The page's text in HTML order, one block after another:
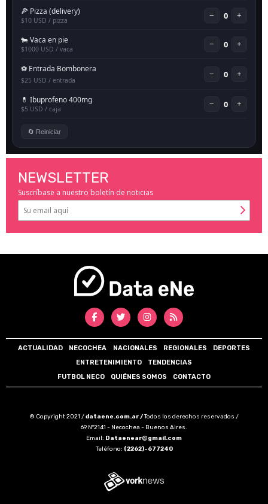
NEWSLETTER
Suscríbase a nuestro boletín de noticias
ACTUALIDAD NECOCHEA NACIONALES REGIONALES
DEPORTES
ENTRETENIMIENTO
TENDENCIAS
FUTBOL NECO
QUIÉNES SOMOS CONTACTO
© Copyright 2021 /dataene.com.ar /Todos los derechos reservados /
69 N°2141 - Necochea - Buenos Aires.
Email: Dataenear@gmail.com
Teléfono: (2262)-677240